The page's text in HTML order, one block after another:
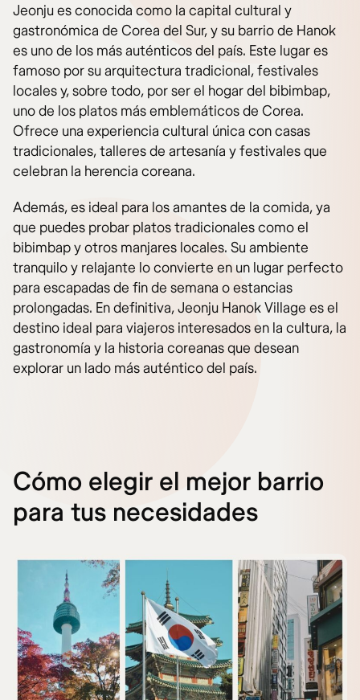
Jeonju es conocida como la capital cultural y
gastronómica de Corea del Sur, y su barrio de Hanok
es uno de los más auténticos del país. Este lugar es
famoso por su arquitectura tradicional, festivales
locales y, sobre todo, por ser el hogar del bibimbap,
uno de los platos más emblemáticos de Corea.
Ofrece una experiencia cultural única con casas
tradicionales, talleres de artesanía y festivales que
celebran la herencia coreana.
Además, es ideal para los amantes de la comida, ya
que puedes probar platos tradicionales como el
bibimbap y otros manjares locales. Su ambiente
tranquilo y relajante lo convierte en un lugar perfecto
para escapadas de fin de semana o estancias
prolongadas. En definitiva, Jeonju Hanok Village es el
destino ideal para viajeros interesados en la cultura, la
gastronomía y la historia coreanas que desean
explorar un lado más auténtico del país.
Cómo elegir el mejor barrio
para tus necesidades